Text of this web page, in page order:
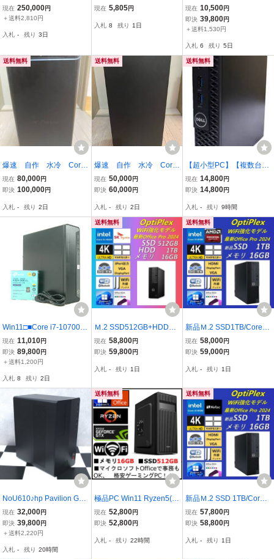
Threadripper 3990X、64
コア、128スレッド、メ
×2 Windows11Pro
現在 250,000円
＋送料2,810円
入札 - 残り 3日
kCentre neo 5 Core i5-12
プPC 本体のみ メモリ・S
現在 5,805円
入札 8 残り 1日
ックゲーミングパソコン
ぷちジャンクなので大特
価です!!
現在 10,500円
即決 39,800円
＋送料1,530円
入札 6 残り 5日
送料無料
爆速 自作 水冷 Core
i7 8700 32GB SSD500
GB+3TB グラボ １１G
現在 80,000円
即決 100,000円
入札 - 残り 2日
送料無料
爆速 自作 水冷 Core
i7 8700 32GB SSD500
GB+3TB 中古
現在 50,000円
即決 60,000円
入札 - 残り 2日
送料無料
【超小型PC】【複数台在
庫あり】DELL OptiPlex 3
050 Micro｜Pentium G44
HDD1TB｜Win11Pro｜off
ice2021｜ #061701
現在 14,800円
即決 14,800円
入札 - 残り 9時間
Win11□■Core i7-10700
【32GBメモリ】M.2 SSD
-1TB+HDD-3TB！hp Elite
Desk 800G6 SFF / Office2
現在 11,010円
即決 89,800円
＋送料1,200円
入札 8 残り 2日
送料無料
Ｍ.2 SSD512GB+HDD1T
B/Core i5 10505/メモリ1
6GB/マルチモニター/W外
oth 5.1/Windows11 Pro/Of
現在 58,800円
即決 59,800円
入札 - 残り 1日
送料無料
新品Ｍ.2 SSD1TB/Core i5
8500/メモリ16GB/グラボ
AMD/マルチモニター/W外
oth 5.1/Windows11 Pro/Of
現在 58,000円
即決 59,000円
入札 - 残り 1日
NoU610♪hp Pavilion Ga
ming Desktop 690-00xx
Ryzen5 2600/16GBRAM/
SSD256GB+HDD1TB/RX
ミング 動画編集 正面光る
現在 32,000円
即決 39,800円
＋送料2,220円
入札 - 残り 20時間
送料無料
極品PC Win11 Ryzen5(≒
Core i7 9700) GTX780Ti
メモリ16G SSD512GB of
能・ゲーム・事務 WiFi 4
現在 52,800円
即決 52,800円
入札 - 残り 22時間
送料無料
新品Ｍ.2 SSD 1TB/Core i
5 9500/メモリ16GB/マル
チモニター/W外部アンテ
5.1/Windows11 Pro/Office
現在 57,800円
即決 58,800円
入札 - 残り 1日